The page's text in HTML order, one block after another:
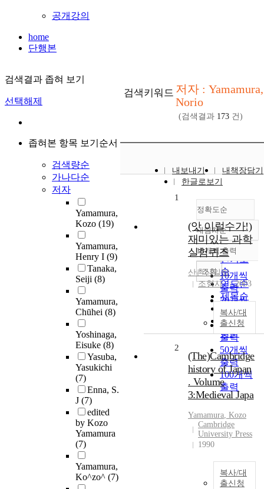
공개강의
home
단행본
검색결과 좁혀 보기
선택해제
좁혀본 항목 보기순서
검색량순
가나다순
저자
Yamamura,
Kozo (19)
Yamamura,
Henry I (9)
Tanaka,
Seiji (8)
Yamamura,
Chūhei (8)
Yoshinaga,
Eisuke (8)
Yasuba,
Yasukichi
(7)
Enna, S.
J (7)
edited
by Kozo
Yamamura
(7)
Yamamura,
Ko^zo^ (7)
검색키워드 저자 : Yamamura,
Norio
(검색결과 173 건)
내보내기
내책장담기
한글로보기
정확도순
정확도
순
인기도
순
연도순
제목순
저자순
발행기
관순
내림차순
내림차순
10개씩 출력
10개씩
출력
20개씩
출력
30개씩
출력
50개씩
출력
100개씩
출력
조회
1
(앗 이럴수가!)
재미있는 과학
실험퀴즈
산촌신일랑
조형사
2003
복사/대
출신청
2
(The)Cambridge
history of Japan
. Volume
3:Medieval Japa
Yamamura, Kozo
Cambridge
University Press
1990
복사/대
출신청